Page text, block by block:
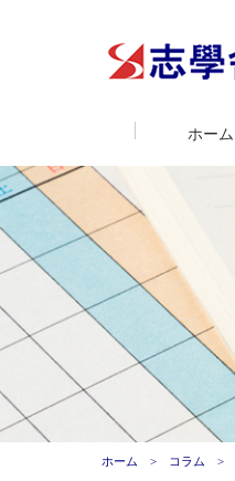
ホーム
ホーム コラム